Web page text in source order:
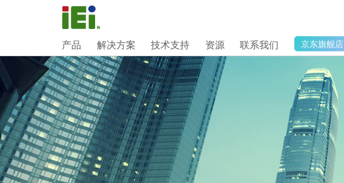
产品 解决方案 技术支持 资源 联系我们 京东旗舰店